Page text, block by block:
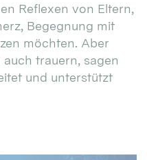
Reflexen von Eltern,
Begegnung mit
möchten. Aber
trauern, sagen
und unterstützt